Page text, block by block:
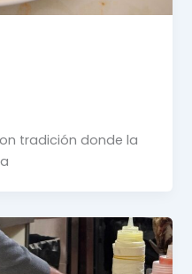
tradición donde la